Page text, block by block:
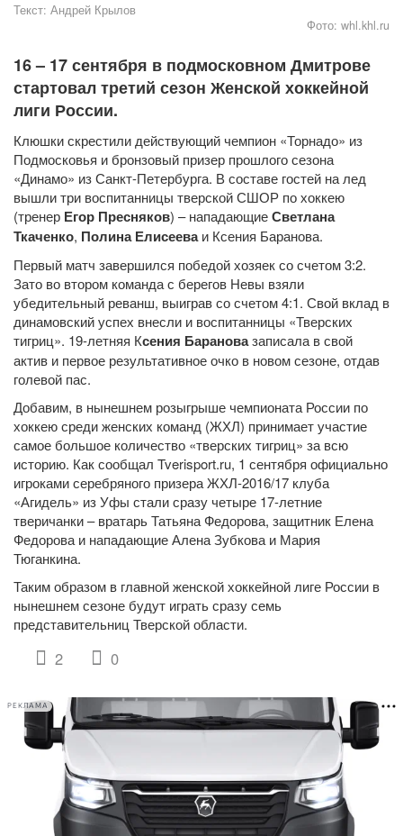
Текст: Андрей Крылов
Фото: whl.khl.ru
16 – 17 сентября в подмосковном Дмитрове
стартовал третий сезон Женской хоккейной
лиги России.
Клюшки скрестили действующий чемпион «Торнадо» из
Подмосковья и бронзовый призер прошлого сезона
«Динамо» из Санкт-Петербурга. В составе гостей на лед
вышли три воспитанницы тверской СШОР по хоккею
(тренер Егор Пресняков) – нападающиеСветлана
Ткаченко, Полина Елисееваи Ксения Баранова.
Первый матч завершился победой хозяек со счетом 3:2.
Зато во втором команда с берегов Невы взяли
убедительный реванш, выиграв со счетом 4:1. Свой вклад в
динамовский успех внесли и воспитанницы «Тверских
тигриц». 19-летняя Ксения Барановазаписала в свой
актив и первое результативное очко в новом сезоне, отдав
голевой пас.
Добавим, в нынешнем розыгрыше чемпионата России по
хоккею среди женских команд (ЖХЛ) принимает участие
самое большое количество «тверских тигриц» за всю
историю. Как сообщал Tverisport.ru, 1 сентября официально
игроками серебряного призера ЖХЛ-2016/17 клуба
«Агидель» из Уфы стали сразу четыре 17-летние
тверичанки – вратарь Татьяна Федорова, защитник Елена
Федорова и нападающие Алена Зубкова и Мария
Тюганкина.
Таким образом в главной женской хоккейной лиге России в
нынешнем сезоне будут играть сразу семь
представительниц Тверской области.
2 0
РЕКЛАМА